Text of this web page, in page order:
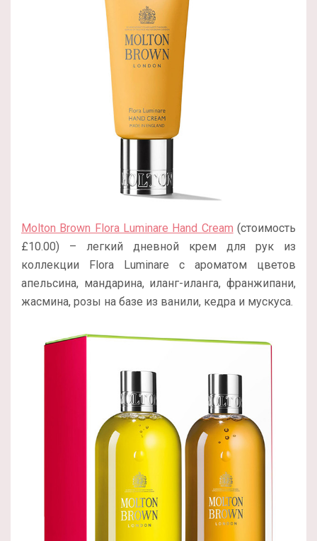
Molton Brown Flora Luminare Hand Cream (стоимость
£10.00) – легкий дневной крем для рук из
коллекции Flora Luminare с ароматом цветов
апельсина, мандарина, иланг-иланга, франжипани,
жасмина, розы на базе из ванили, кедра и мускуса.